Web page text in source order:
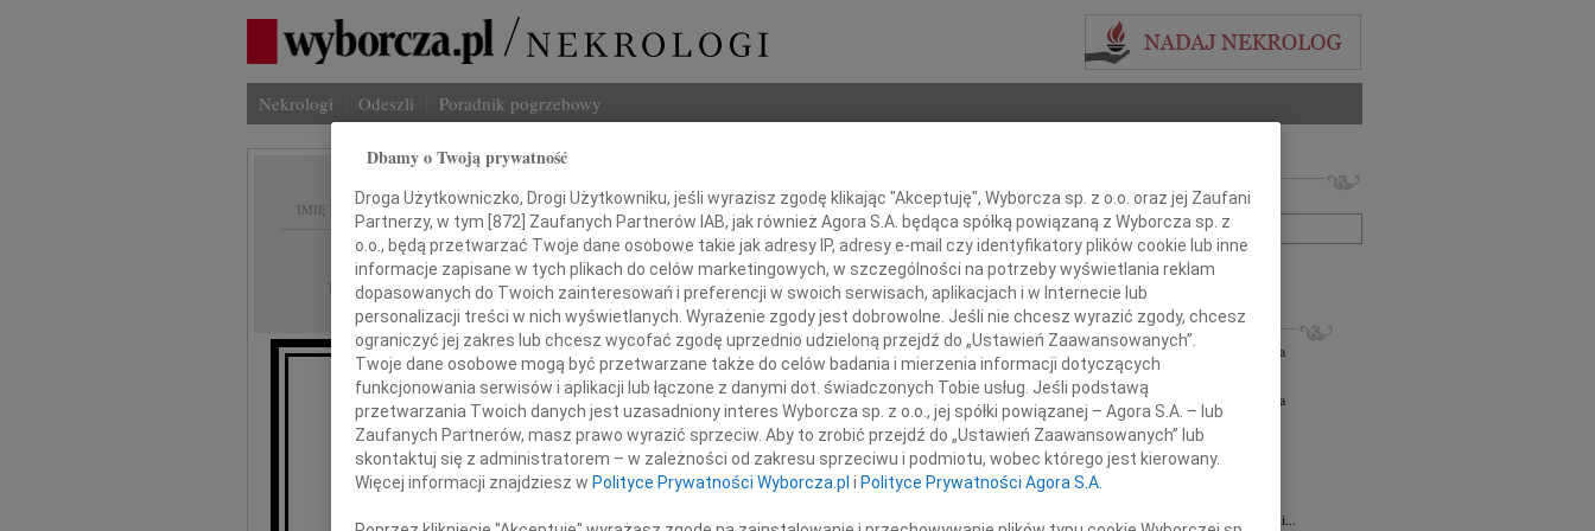
Nekrologi Odeszli Poradnik pogrzebowy
IMIĘ I NAZWISKO:
REGION: Częstochowa
DATA EMISJI: 02.10.2020
Eugeniuszowi Rylowi
składamy wyrazy głębokiego współczucia i słowa wsparcia
Imię i nazwisko lub numer ogłoszenia:
+ szukanie zaawansowane
INNE NEKROLOGI
Grzegorz Lipowski06.08.2026
Częstochowa
Z żalem przyjęliśmy wiadomość o śmierci...
Grzegorz Lipowski 05.08.2026
Częstochowa
Z żalem przyjęliśmy wiadomość o śmierci...
22.06.2026
Częstochowa
Wyrazy głębokiego współczucia oraz...
15.06.2026
Pani Joannie Jędrzejowskiej-Prokop radczyni...
Dbamy o Twoją prywatność
Droga Użytkowniczko, Drogi Użytkowniku, jeśli wyrazisz zgodę klikając "Akceptuję", Wyborcza sp. z o.o. oraz jej Zaufani
Partnerzy, w tym [872] Zaufanych Partnerów IAB, jak również Agora S.A. będąca spółką powiązaną z Wyborcza sp. z
o.o., będą przetwarzać Twoje dane osobowe takie jak adresy IP, adresy e-mail czy identyfikatory plików cookie lub inne
informacje zapisane w tych plikach do celów marketingowych, w szczególności na potrzeby wyświetlania reklam
dopasowanych do Twoich zainteresowań i preferencji w swoich serwisach, aplikacjach i w Internecie lub
personalizacji treści w nich wyświetlanych. Wyrażenie zgody jest dobrowolne. Jeśli nie chcesz wyrazić zgody, chcesz
ograniczyć jej zakres lub chcesz wycofać zgodę uprzednio udzieloną przejdź do „Ustawień Zaawansowanych”.
Twoje dane osobowe mogą być przetwarzane także do celów badania i mierzenia informacji dotyczących
funkcjonowania serwisów i aplikacji lub łączone z danymi dot. świadczonych Tobie usług. Jeśli podstawą
przetwarzania Twoich danych jest uzasadniony interes Wyborcza sp. z o.o., jej spółki powiązanej – Agora S.A. – lub
Zaufanych Partnerów, masz prawo wyrazić sprzeciw. Aby to zrobić przejdź do „Ustawień Zaawansowanych” lub
skontaktuj się z administratorem – w zależności od zakresu sprzeciwu i podmiotu, wobec którego jest kierowany.
Więcej informacji znajdziesz w Polityce Prywatności Wyborcza.pl i Polityce Prywatności Agora S.A.